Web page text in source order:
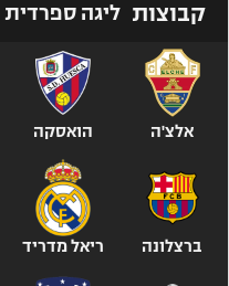
טניס
כדוריד
כדורעף
שחייה
אגרוף
ספורט אולימפי
UFC
קבוצות ליגה ספרדית
אלצ'ה הואסקה
ברצלונה ריאל מדריד